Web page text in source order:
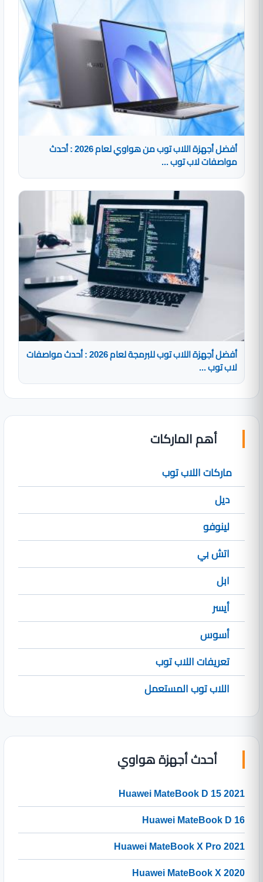
أفضل أجهزة اللاب توب من هواوي لعام 2026 : أحدث
مواصفات لاب توب ...
أفضل أجهزة اللاب توب للبرمجة لعام 2026 : أحدث مواصفات
لاب توب ...
أهم الماركات
ماركات اللاب توب
ديل
لينوفو
اتش بي
ابل
أيسر
أسوس
تعريفات اللاب توب
اللاب توب المستعمل
أحدث أجهزة هواوي
Huawei MateBook D 15 2021
Huawei MateBook D 16
Huawei MateBook X Pro 2021
Huawei MateBook X 2020